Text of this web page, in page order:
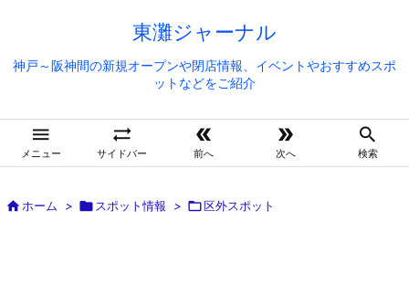
東灘ジャーナル
神戸～阪神間の新規オープンや閉店情報、イベントやおすすめスポ
ットなどをご紹介

メニュー

サイドバー

前へ

次へ

検索
ホーム >  スポット情報 > 区外スポット